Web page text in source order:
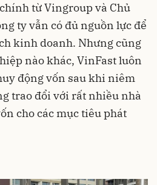
từ Vingroup và Chủ
ty vẫn có đủ nguồn lực để
kinh doanh. Nhưng cũng
nào khác, VinFast luôn
động vốn sau khi niêm
trao đổi với rất nhiều nhà
cho các mục tiêu phát